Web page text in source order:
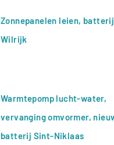
Zonnepanelen leien, batterij
Wilrijk
Warmtepomp lucht-water,
vervanging omvormer,
batterij Sint-Niklaas